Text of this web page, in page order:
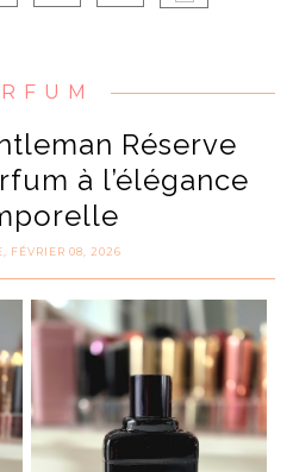
Réserve
à l’élégance
FÉVRIER 08, 2026